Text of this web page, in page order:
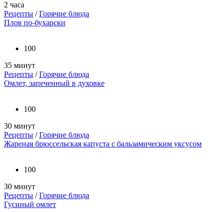
2 часа
Рецепты /Горячие блюда
Плов по-бухарски
100
35 минут
Рецепты /Горячие блюда
Омлет, запеченный в духовке
100
30 минут
Рецепты /Горячие блюда
Жареная брюссельская капуста с бальзамическим уксусом
100
30 минут
Рецепты /Горячие блюда
Гусиный омлет